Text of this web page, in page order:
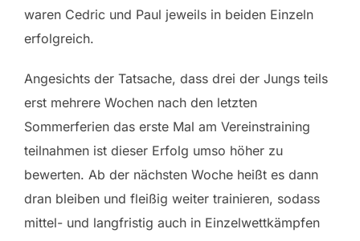
waren Cedric und Paul jeweils in beiden Einzeln
erfolgreich.
Angesichts der Tatsache, dass drei der Jungs teils
erst mehrere Wochen nach den letzten
Sommerferien das erste Mal am Vereinstraining
teilnahmen ist dieser Erfolg umso höher zu
bewerten. Ab der nächsten Woche heißt es dann
dran bleiben und fleißig weiter trainieren, sodass
mittel- und langfristig auch in Einzelwettkämpfen